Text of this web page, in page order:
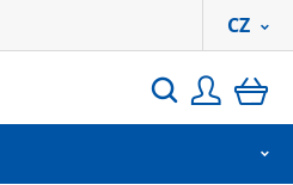
Hledat
CZ